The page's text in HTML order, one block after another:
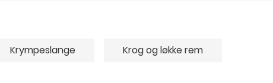
Krympeslange Krog og løkke rem